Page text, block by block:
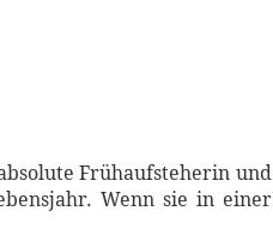
Frühaufsteherin und
Wenn sie in einer